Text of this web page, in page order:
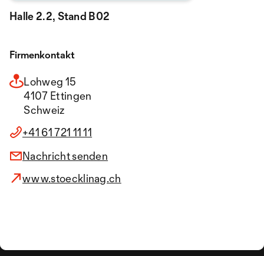
Halle 2.2, Stand B02
Firmenkontakt
Lohweg 15
4107 Ettingen
Schweiz
+41 61 721 11 11
Nachricht senden
www.stoecklinag.ch